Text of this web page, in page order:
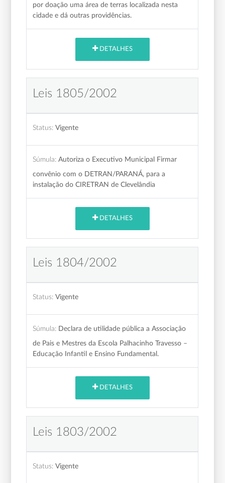
por doação uma área de terras localizada nesta
cidade e dá outras providências.
DETALHES
Leis 1805/2002
Status: Vigente
Súmula: Autoriza o Executivo Municipal Firmar
convênio com o DETRAN/PARANÁ, para a
instalação do CIRETRAN de Clevelândia
DETALHES
Leis 1804/2002
Status: Vigente
Súmula: Declara de utilidade pública a Associação
de Pais e Mestres da Escola Palhacinho Travesso –
Educação Infantil e Ensino Fundamental.
DETALHES
Leis 1803/2002
Status: Vigente